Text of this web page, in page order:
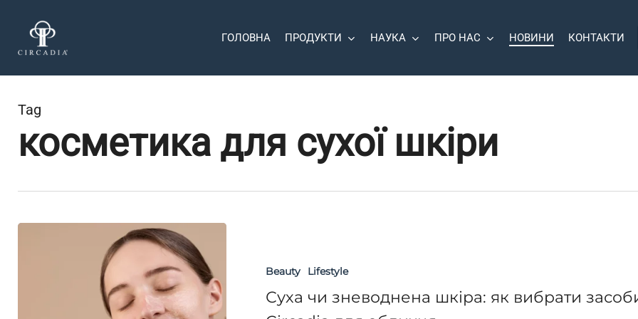
main
Hit enter to search or ESC to close
ГОЛОВНА ПРОДУКТИ НАУКА ПРО НАС НОВИНИ КОНТАКТИ
Tag
косметика для сухої шкіри
зневоднена
Beauty Lifestyle
Суха чи зневоднена шкіра: як вибрати